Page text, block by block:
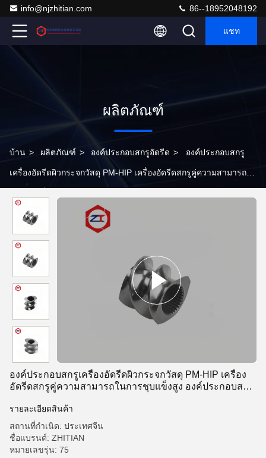
info@njzhitian.com 86--18952048192
แชท
ผลิตภัณฑ์
บ้าน > ผลิตภัณฑ์ > องค์ประกอบสกรูอัดรีด > องค์ประกอบสกรู
เครื่องอัดรีดผิวกระจกวัสดุ PM-HIP เครื่องอัดรีดสกรูคู่ความสามารถใน
องค์ประกอบสกรูเครื่องอัดรีดผิวกระจกวัสดุ PM-HIP เครื่อง
อัดรีดสกรูคู่ความสามารถในการชุบแข็งสูง องค์ประกอบสกรู
รายละเอียดสินค้า
สถานที่กำเนิด: ประเทศจีน
ชื่อแบรนด์: ZHITIAN
หมายเลขรุ่น: 75